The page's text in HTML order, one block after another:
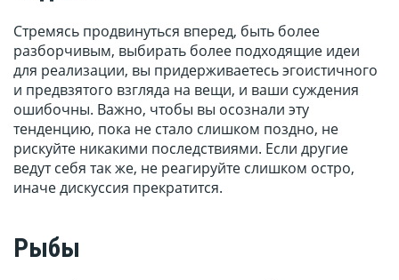
Стремясь продвинуться вперед, быть более
разборчивым, выбирать более подходящие идеи
для реализации, вы придерживаетесь эгоистичного
и предвзятого взгляда на вещи, и ваши суждения
ошибочны. Важно, чтобы вы осознали эту
тенденцию, пока не стало слишком поздно, не
рискуйте никакими последствиями. Если другие
ведут себя так же, не реагируйте слишком остро,
иначе дискуссия прекратится.
Рыбы